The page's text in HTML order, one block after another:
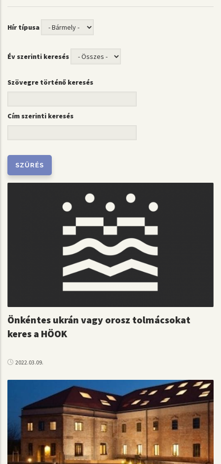
Hír típusa
Év szerinti keresés
Szövegre történő keresés
Cím szerinti keresés
Önkéntes ukrán vagy orosz tolmácsokat
keres a HÖOK
2022.03.09.